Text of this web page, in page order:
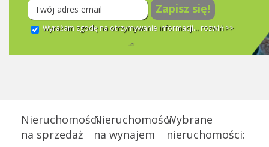
Zapisz się!
Wyrażam zgodę na otrzymywanie informacji... rozwiń >>
Nieruchomości
na sprzedaż
Nieruchomości
na wynajem
Wybrane
nieruchomości: